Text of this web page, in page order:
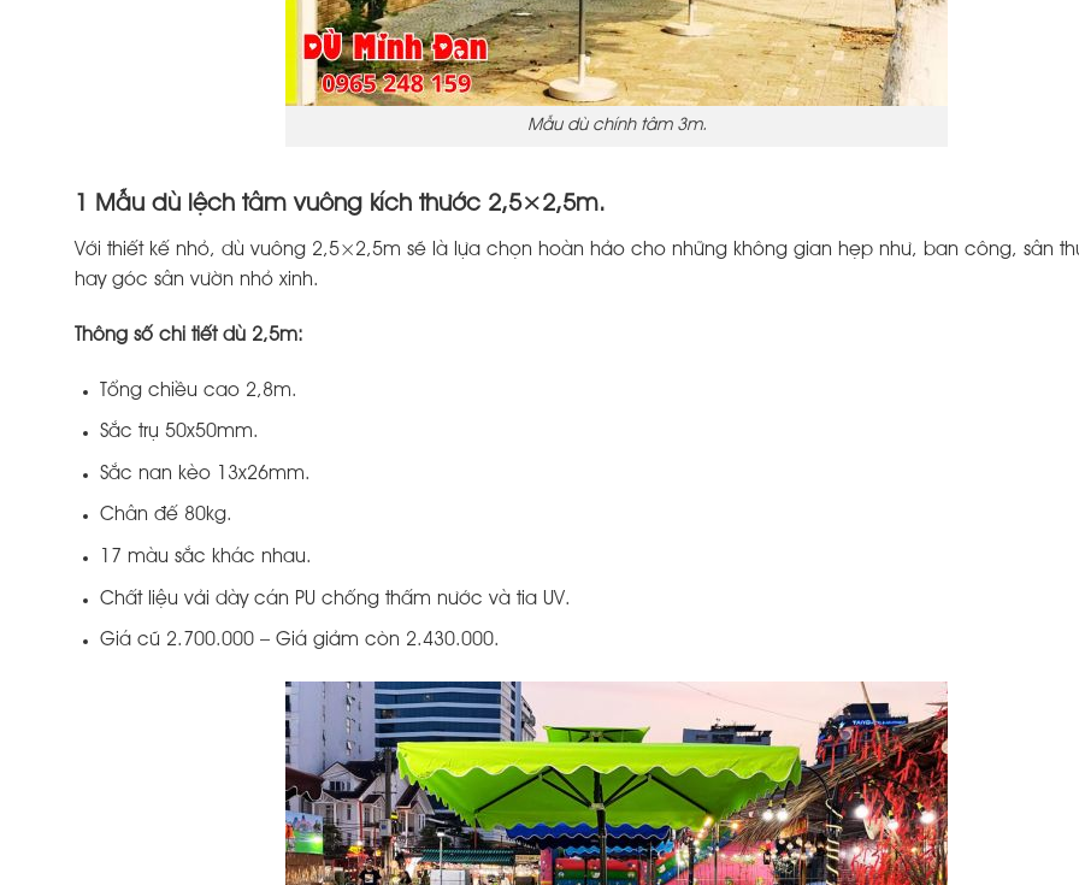
Mẫu dù chính tâm 3m.
1 Mẫu dù lệch tâm vuông kích thước 2,5×2,5m.
Với thiết kế nhỏ, dù vuông 2,5×2,5m sẽ là lựa chọn hoàn hảo cho những không gian hẹp như, ban công, sân
hay góc sân vườn nhỏ xinh.
Thông số chi tiết dù 2,5m:
Tổng chiều cao 2,8m.
Sắc trụ 50x50mm.
Sắc nan kèo 13x26mm.
Chân đế 80kg.
17 màu sắc khác nhau.
Chất liệu vải dày cán PU chống thấm nước và tia UV.
Giá cũ 2.700.000 – Giá giảm còn 2.430.000.